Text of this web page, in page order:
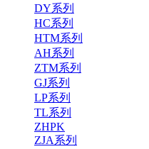
DY系列
HC系列
HTM系列
AH系列
ZTM系列
GJ系列
LP系列
TL系列
ZHPK
ZJA系列